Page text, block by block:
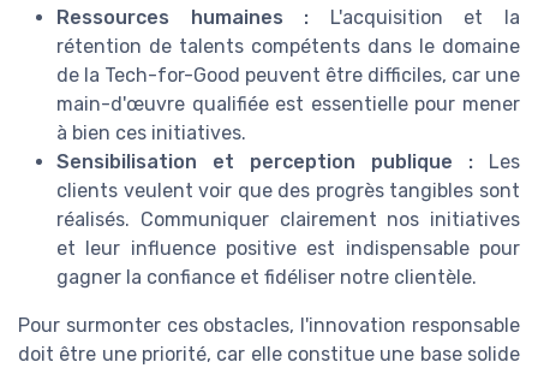
Ressources humaines : L'acquisition et la
rétention de talents compétents dans le domaine
de la Tech-for-Good peuvent être difficiles, car une
main-d'œuvre qualifiée est essentielle pour mener
à bien ces initiatives.
Sensibilisation et perception publique : Les
clients veulent voir que des progrès tangibles sont
réalisés. Communiquer clairement nos initiatives
et leur influence positive est indispensable pour
gagner la confiance et fidéliser notre clientèle.
Pour surmonter ces obstacles, l'innovation responsable
doit être une priorité, car elle constitue une base solide